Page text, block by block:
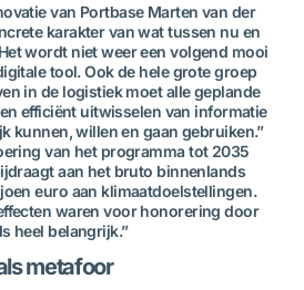
van Portbase Marten van der
karakter van wat tussen nu en
wordt niet weer een volgend mooi
tool. Ook de hele grote groep
in de logistiek moet alle geplande
efficiënt uitwisselen van informatie
kunnen, willen en gaan gebruiken.”
van het programma tot 2035
aan het bruto binnenlands
euro aan klimaatdoelstellingen.
waren voor honorering door
heel belangrijk.”
metafoor